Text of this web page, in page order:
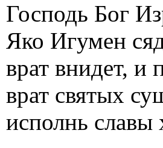
Господь Бог
Яко Игумен
врат внидет, и
врат святых
исполнь славы